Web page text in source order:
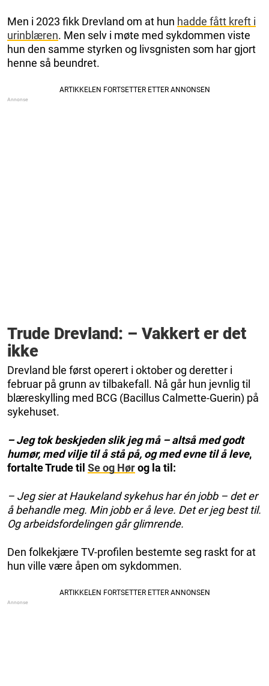
Men i 2023 fikk Drevland om at hun hadde fått kreft i
urinblæren. Men selv i møte med sykdommen viste
hun den samme styrken og livsgnisten som har gjort
henne så beundret.
Trude Drevland: – Vakkert er det
ikke
Drevland ble først operert i oktober og deretter i
februar på grunn av tilbakefall. Nå går hun jevnlig til
blæreskylling med BCG (Bacillus Calmette-Guerin) på
sykehuset.
– Jeg tok beskjeden slik jeg må – altså med godt
humør, med vilje til å stå på, og med evne til å leve,
fortalte Trude til Se og Hørog la til:
– Jeg sier at Haukeland sykehus har én jobb – det er
å behandle meg. Min jobb er å leve. Det er jeg best til.
Og arbeidsfordelingen går glimrende.
Den folkekjære TV-profilen bestemte seg raskt for at
hun ville være åpen om sykdommen.